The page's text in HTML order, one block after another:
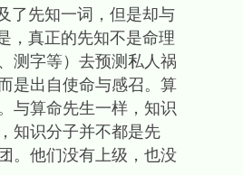
了先知一词，但是却与
，真正的先知不是命理
测字等）去预测私人祸
是出自使命与感召。算
与算命先生一样，知识
知识分子并不都是先
。他们没有上级，也没